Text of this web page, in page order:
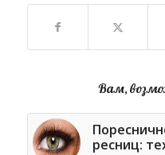
Вам,
ресниц: